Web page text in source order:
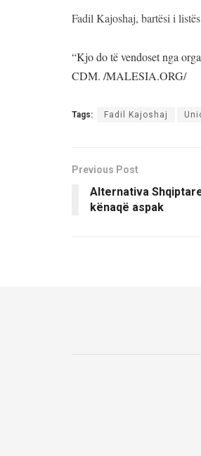
Fadil Kajoshaj, bartësi i
“Kjo do të vendoset nga
CDM. /MALESIA.ORG/
Tags: Fadil Kajoshaj
Previous Post
Alternativa
kënaqë aspak